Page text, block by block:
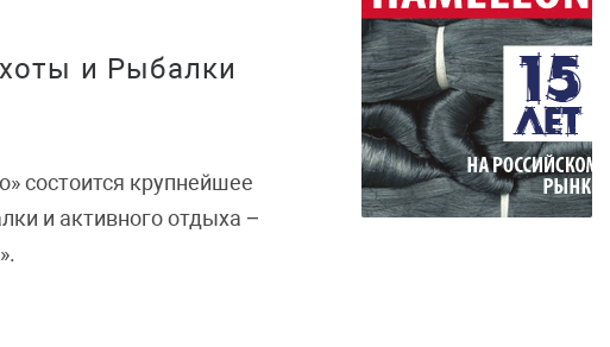
и Рыбалки
состоится крупнейшее
и активного отдыха –